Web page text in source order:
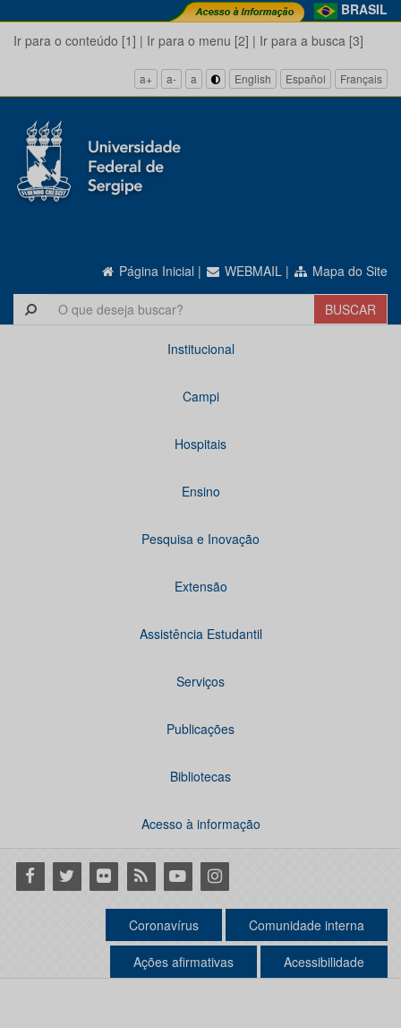
BRASIL
Ir para o conteúdo [1] | Ir para o menu [2] | Ir para a busca [3]
a+ a- a English Español Français
Página Inicial | WEBMAIL | Mapa do Site
Institucional
Campi
Hospitais
Ensino
Pesquisa e Inovação
Extensão
Assistência Estudantil
Serviços
Publicações
Bibliotecas
Acesso à informação
Facebook
Twitter Flickr RSS YoutubeInstagram
Coronavírus Comunidade interna
Ações afirmativas Acessibilidade